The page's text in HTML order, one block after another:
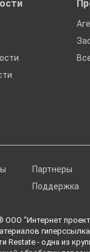
Партнеры
Поддержка
ООО "Интернет
Restate - одна из